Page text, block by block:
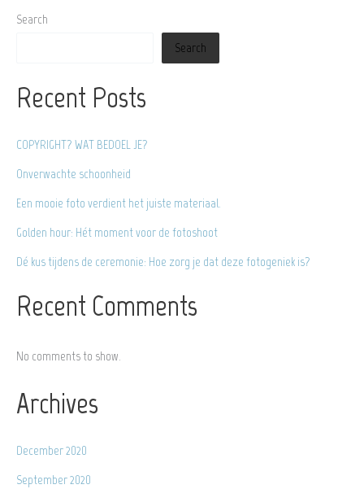
het
Search
Search
Recent Posts
COPYRIGHT? WAT BEDOEL JE?
Onverwachte schoonheid
Een mooie foto verdient het juiste materiaal.
Golden hour: Hét moment voor de fotoshoot
Dé kus tijdens de ceremonie: Hoe zorg je dat deze fotogeniek is?
Recent Comments
No comments to show.
Archives
December 2020
September 2020